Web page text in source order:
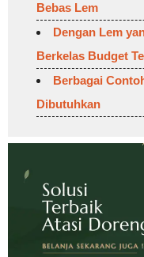
Bebas Lem
Dengan Lem
Berkelas Budget
Berbagai
Dibutuhkan